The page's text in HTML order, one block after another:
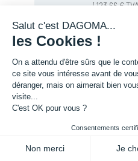
(123,66€
Soyez averti
nouveau
Enregistrer
Salut c'est DAGOMA...
les Cookies !
On a attendu d'être sûrs que le
ce site vous intéresse avant de
déranger, mais on aimerait bien
visite...
C'est OK pour vous ?
Consentements
Non merci Je